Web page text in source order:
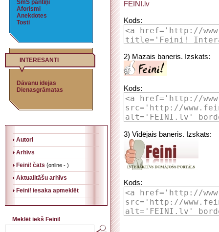
SmS pantiņi
Aforismi
Anekdotes
Tosti
INTERESANTI
Dāvanu idejas
Dienasgrāmatas
Autori
Arhīvs
Feini! čats (online - )
Aktualitāšu arhīvs
Feini! iesaka apmeklēt
Meklēt iekš Feini!
FEINI.lv
Kods:
2) Mazais baneris. Izskats:
Kods:
3) Vidējais baneris. Izskats:
Kods: